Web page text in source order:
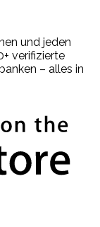
und jeden
verifizierte
– alles in